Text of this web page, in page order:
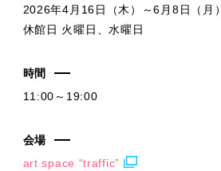
2026年4月16日（木）～6月8日（月）
休館日 火曜日、水曜日
時間
11:00～19:00
会場
art space “traffic”